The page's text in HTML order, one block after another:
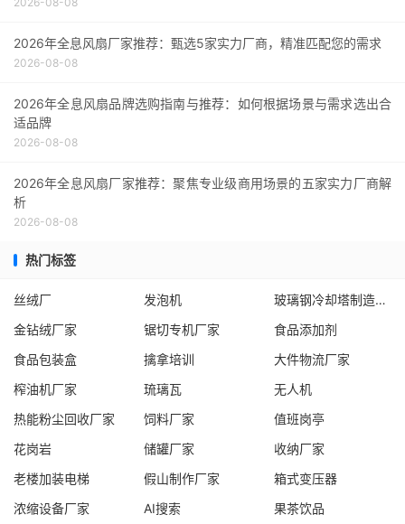
2026年全息风扇厂家推荐：甄选5家实力厂商，精准匹配您的需求
2026-08-08
2026年全息风扇品牌选购指南与推荐：如何根据场景与需求选出合
适品牌
2026-08-08
2026年全息风扇厂家推荐：聚焦专业级商用场景的五家实力厂商解
析
2026-08-08
热门标签
丝绒厂 发泡机
玻璃钢冷却塔制造厂商
金钻绒厂家
锯切专机厂家
食品添加剂
食品包装盒
擒拿培训
大件物流厂家
榨油机厂家
琉璃瓦
无人机
热能粉尘回收厂家
饲料厂家
值班岗亭
花岗岩
储罐厂家
收纳厂家
老楼加装电梯
假山制作厂家
箱式变压器
浓缩设备厂家
AI搜索 果茶饮品